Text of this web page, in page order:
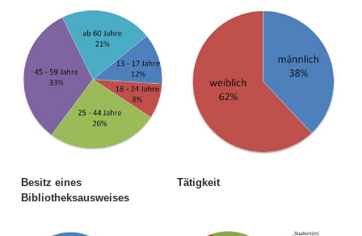
Besitz eines
Bibliotheksausweises
Tätigkeit